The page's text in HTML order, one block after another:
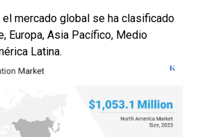
el mercado global se ha clasificado
Europa, Asia Pacífico, Medio
Latina.